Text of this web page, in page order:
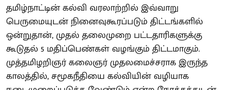
தமிழ்நாட்டின் கல்வி வரலாற்றில் இவ்வாறு
பெருமையுடன் நினைவுகூரப்படும் திட்டங்களில்
ஒன்றுதான், முதல் தலைமுறை பட்டதாரிகளுக்கு
கூடுதல் 5 மதிப்பெண்கள் வழங்கும் திட்டமாகும்.
முத்தமிழறிஞர் கலைஞர் முதலமைச்சராக இருந்த
காலத்தில், சமூகநீதியை கல்வியின் வழியாக